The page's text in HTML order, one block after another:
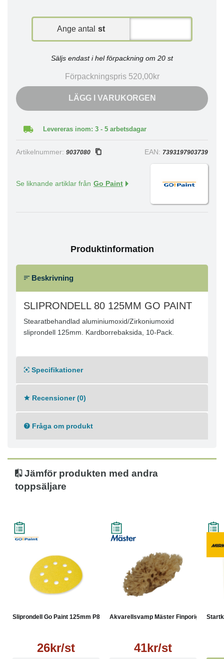
Ange antal st
Säljs endast i hel förpackning om 20 st
Förpackningspris 520,00kr
LÄGG I VARUKORGEN
Levereras inom: 3 - 5 arbetsdagar
Artikelnummer: 9037080 EAN: 7393197903739
Se liknande artiklar från Go Paint
Produktinformation
Beskrivning
SLIPRONDELL 80 125MM GO PAINT
Stearatbehandlad aluminiumoxid/Zirkoniumoxid
sliprondell 125mm. Kardborrebaksida, 10-Pack.
Specifikationer
Recensioner (0)
Fråga om produkt
Jämför produkten med andra
toppsäljare
Sliprondell Go Paint 125mm P80
26kr/st
Akvarellsvamp Mäster Finporig
41kr/st